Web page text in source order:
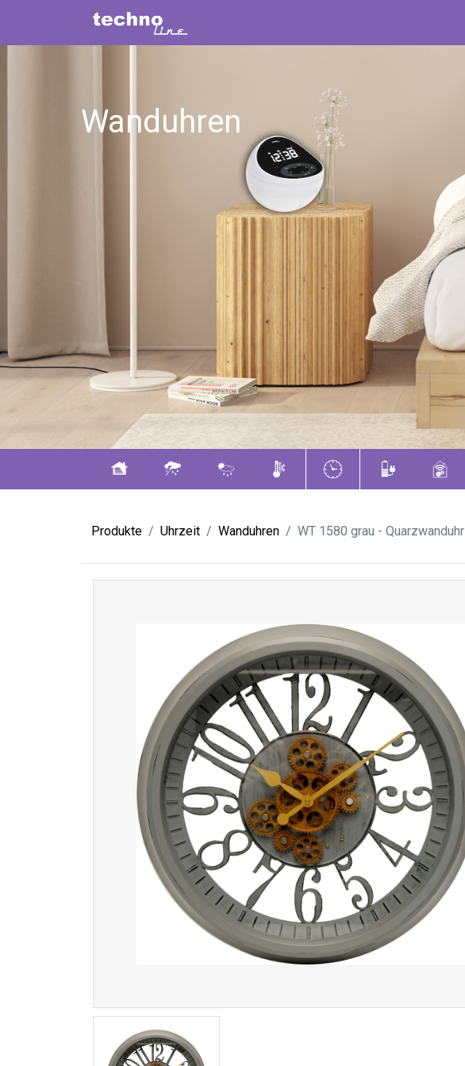
Wanduhren
Produkte Uhrzeit Wanduhren WT 1580 grau - Quarzwanduhr